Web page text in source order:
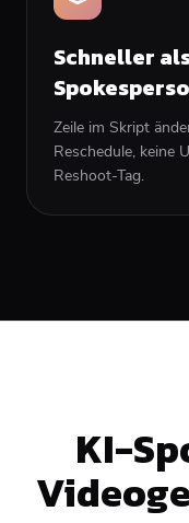
Schneller
Zeile im Skript
Reschedule, keine
Reshoot-Tag.
KI-